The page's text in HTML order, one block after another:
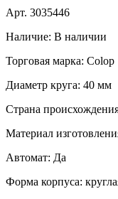
Арт. 3035446
Наличие: В наличии
Торговая марка: Colop
Диаметр круга: 40 мм
Страна
Материал
Автомат: Да
Форма корпуса: